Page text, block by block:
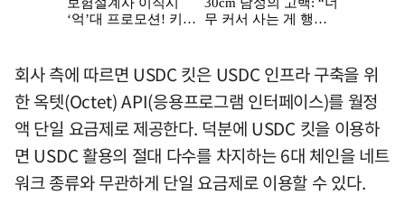
회사 측에 따르면 USDC 킷은 USDC 인프라 구축을 위
한 옥텟(Octet) API(응용프로그램 인터페이스)를 월정
액 단일 요금제로 제공한다. 덕분에 USDC 킷을 이용하
면 USDC 활용의 절대 다수를 차지하는 6대 체인을 네트
워크 종류와 무관하게 단일 요금제로 이용할 수 있다.